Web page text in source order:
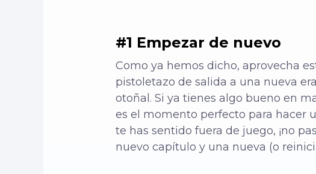
#1 Empezar de nuevo
Como ya hemos dicho, aprovecha
pistoletazo de salida a una nueva
otoñal. Si ya tienes algo bueno en
es el momento perfecto para hacer
te has sentido fuera de juego, ¡no
nuevo capítulo y una nueva (o